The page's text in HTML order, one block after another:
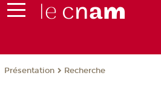
Présentation Recherche